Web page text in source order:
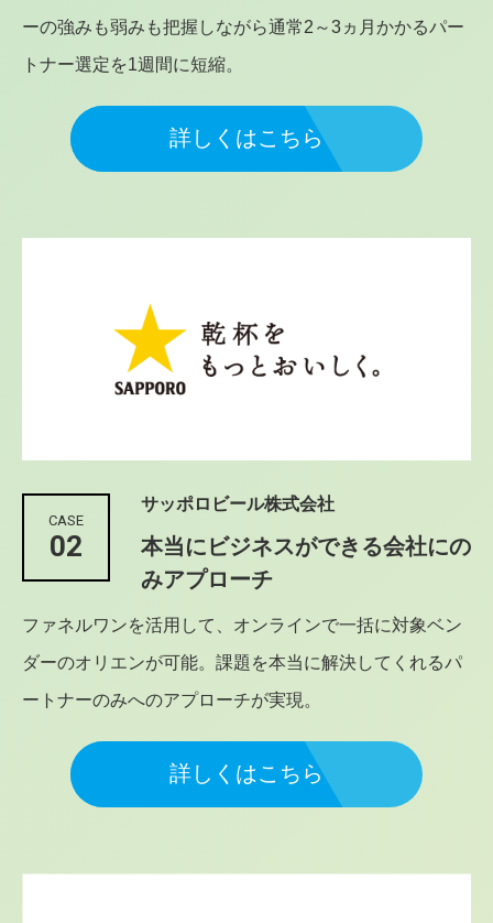
ーの強みも弱みも把握しながら通常2～3ヵ月かかるパー
トナー選定を1週間に短縮。
詳しくはこちら
CASE
02
サッポロビール株式会社
本当にビジネスができる会社にの
みアプローチ
ファネルワンを活用して、オンラインで一括に対象ベン
ダーのオリエンが可能。課題を本当に解決してくれるパ
ートナーのみへのアプローチが実現。
詳しくはこちら